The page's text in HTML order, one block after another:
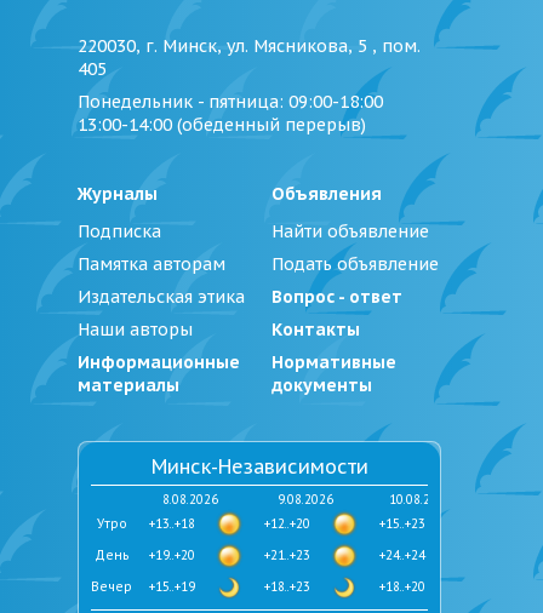
220030, г. Минск, ул. Мясникова, 5 , пом.
405
Понедельник - пятница: 09:00-18:00
13:00-14:00 (обеденный перерыв)
Журналы
Подписка
Памятка авторам
Издательская этика
Наши авторы
Информационные
материалы
Объявления
Найти объявление
Подать объявление
Вопрос - ответ
Контакты
Нормативные
документы
Минск-Независимости
8.08.2026
+13..+18
+19..+20
+15..+19
9.08.2026
+12..+20
+21..+23
+18..+23
10.08.2026
+15..+23
+24..+24
+18..+20
Вечер
День
Утро